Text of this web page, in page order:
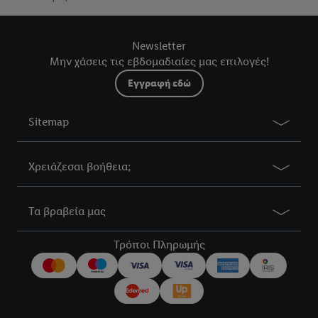
Newsletter
Μην χάσεις τις εβδομαδιαίες μας επιλογές!
Εγγραφή εδώ
Sitemap
Χρειάζεσαι βοήθεια;
Τα βραβεία μας
Τρόποι Πληρωμής